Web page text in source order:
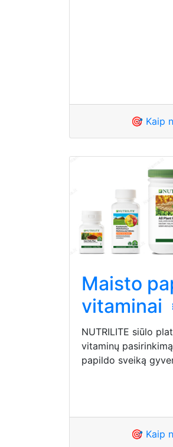
🎯 Kaip
Maisto
vitaminai
NUTRILITE siūlo
vitaminų
papildo sveiką
🎯 Kaip